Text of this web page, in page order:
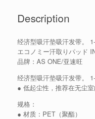
Description
经济型吸汗垫吸汗发带。
エコノミー汗取りパッド
品牌：AS ONE/亚速旺
经济型吸汗垫吸汗发带。
● 低起尘性，推荐在无尘室
规格：
● 材质：PET（聚酯）